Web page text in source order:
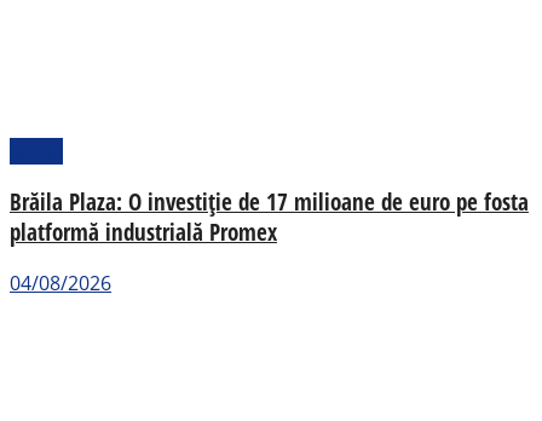
Brăila Plaza: O investiție de 17 milioane de euro pe fosta
platformă industrială Promex
04/08/2026